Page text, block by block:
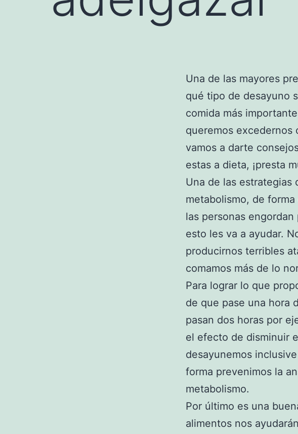
Una de las mayores
qué tipo de desayuno
comida más
queremos excedernos
vamos a darte
estas a dieta, ¡presta
Una de las estrategias
metabolismo, de
las personas
esto les va a ayudar.
producirnos terribles
comamos más de lo
Para lograr lo que
de que pase una hora
pasan dos horas por
el efecto de disminuir
desayunemos
forma prevenimos la
metabolismo.
Por último es una
alimentos nos